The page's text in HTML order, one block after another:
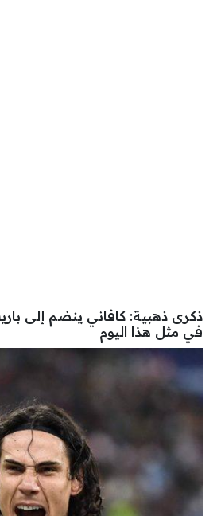
ذكرى ذهبية: كافاني ينضم إلى
في مثل هذا اليوم